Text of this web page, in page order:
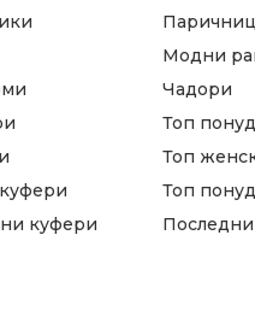
Модни
Чадори
куфери
Топ
Топ
Топ